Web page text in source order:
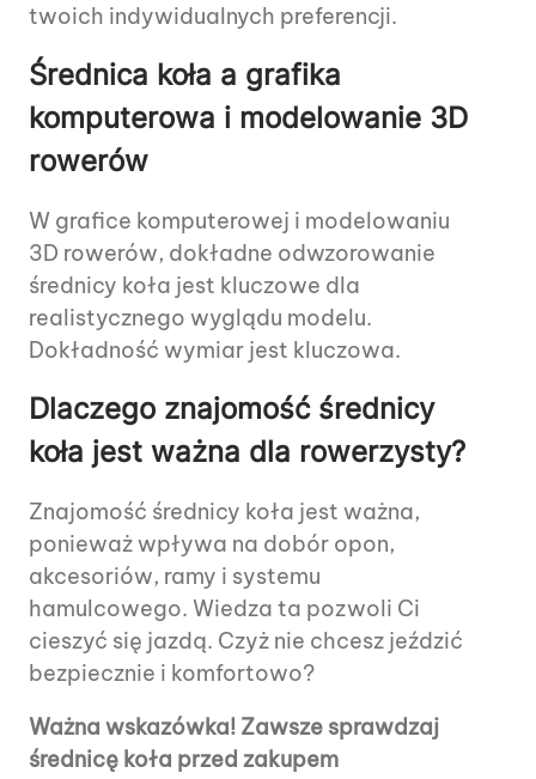
twoich indywidualnych preferencji.
Średnica koła a grafika
komputerowa i modelowanie 3D
rowerów
W grafice komputerowej i modelowaniu
3D rowerów, dokładne odwzorowanie
średnicy koła jest kluczowe dla
realistycznego wyglądu modelu.
Dokładność wymiar jest kluczowa.
Dlaczego znajomość średnicy
koła jest ważna dla rowerzysty?
Znajomość średnicy koła jest ważna,
ponieważ wpływa na dobór opon,
akcesoriów, ramy i systemu
hamulcowego. Wiedza ta pozwoli Ci
cieszyć się jazdą. Czyż nie chcesz jeździć
bezpiecznie i komfortowo?
Ważna wskazówka! Zawsze sprawdzaj
średnicę koła przed zakupem